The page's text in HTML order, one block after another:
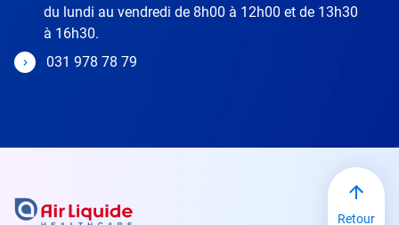
du lundi au vendredi de 8h00 à 12h00 et de 13h30
à 16h30.
031 978 78 79
Retour